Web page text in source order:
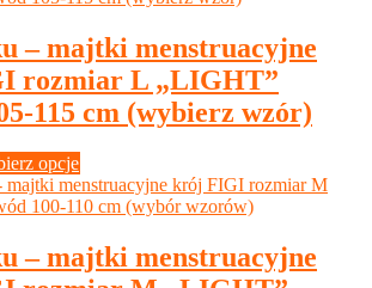
– majtki menstruacyjne
rozmiar L „LIGHT”
115 cm (wybierz wzór)
opcje
produkt
ma
wariantów.
Opcje
– majtki menstruacyjne